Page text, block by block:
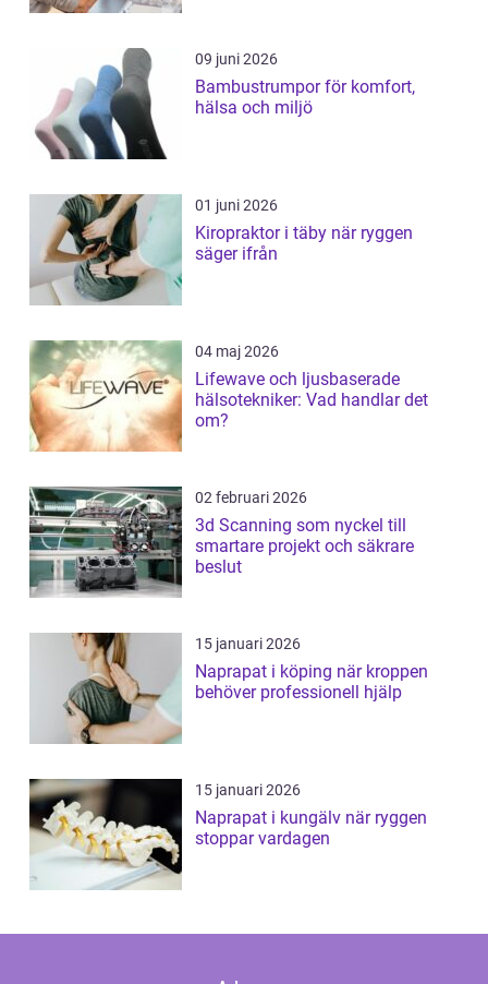
09 juni 2026
Bambustrumpor för komfort,
hälsa och miljö
01 juni 2026
Kiropraktor i täby när ryggen
säger ifrån
04 maj 2026
Lifewave och ljusbaserade
hälsotekniker: Vad handlar det
om?
02 februari 2026
3d Scanning som nyckel till
smartare projekt och säkrare
beslut
15 januari 2026
Naprapat i köping när kroppen
behöver professionell hjälp
15 januari 2026
Naprapat i kungälv när ryggen
stoppar vardagen